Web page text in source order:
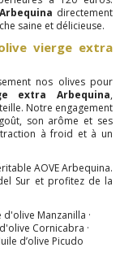
directement
saine et délicieuse.
vierge extra
nos olives pour
extra Arbequina,
Notre engagement
son arôme et ses
à froid et à un
AOVE Arbequina.
Sur et profitez de la
d'olive Manzanilla ·
Cornicabra ·
d’olive Picudo